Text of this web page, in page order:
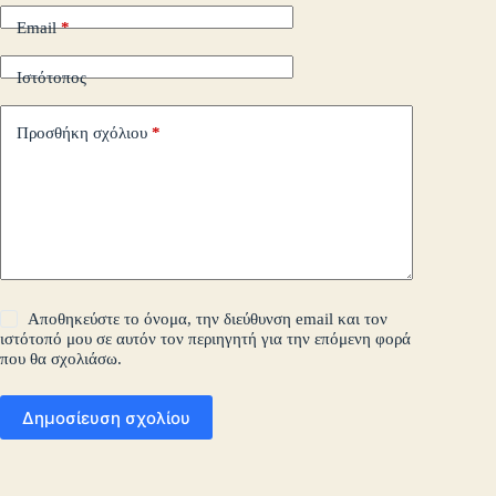
Email*
Ιστότοπος
Προσθήκη σχόλιου *
Αποθηκεύστε το όνομα, την διεύθυνση email και τον
ιστότοπό μου σε αυτόν τον περιηγητή για την επόμενη φορά
που θα σχολιάσω.
Δημοσίευση σχολίου